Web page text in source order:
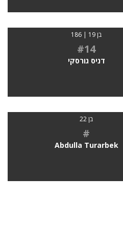
בן 19 | 186
#14
דניס גורסקי
בן 22
#
Abdulla Turarbek